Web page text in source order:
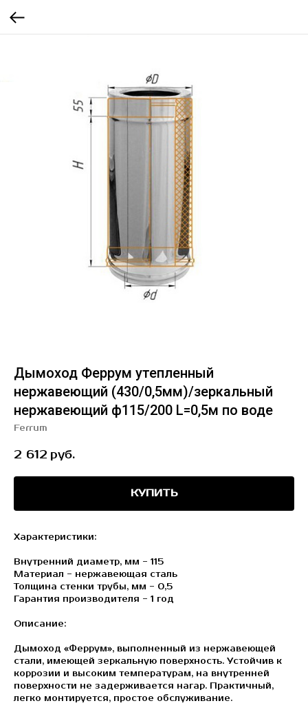
Дымоход Феррум утепленный
нержавеющий (430/0,5мм)/зеркальный
нержавеющий ф115/200 L=0,5м по воде
Ferrum
2 612 руб.
КУПИТЬ
Характеристики:
Внутренний диаметр, мм - 115
Материал - нержавеющая сталь
Толщина стенки трубы, мм - 0,5
Гарантия производителя - 1 год
Описание:
Дымоход «Феррум», выполненный из нержавеющей
стали, имеющей зеркальную поверхность. Устойчив к
коррозии и высоким температурам, на внутренней
поверхности не задерживается нагар. Практичный,
легко монтируется, простое обслуживание.